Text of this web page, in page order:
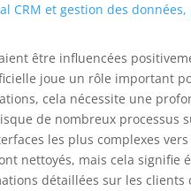
CRM et gestion des
être influencées
joue un rôle important
cela nécessite une
de nombreux
les plus complexes
nettoyés, mais cela signifie
détaillées sur les clients